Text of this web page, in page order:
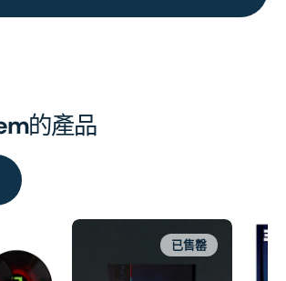
的產品
已售罄